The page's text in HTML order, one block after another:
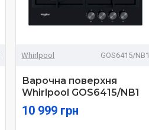
Whirlpool GOS6415/NB1
Варочна поверхня
Whirlpool GOS6415/NB1
10 999 грн